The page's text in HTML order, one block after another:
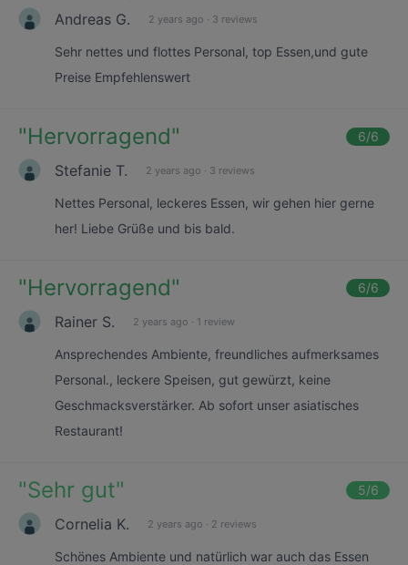
Andreas G. 2 years ago · 3 reviews
Sehr nettes und flottes Personal, top Essen,und gute
Preise Empfehlenswert
"Hervorragend" 6/6
Stefanie T. 2 years ago · 3 reviews
Nettes Personal, leckeres Essen, wir gehen hier gerne
her! Liebe Grüße und bis bald.
"Hervorragend" 6/6
Rainer S. 2 years ago · 1 review
Ansprechendes Ambiente, freundliches aufmerksames
Personal., leckere Speisen, gut gewürzt, keine
Geschmacksverstärker. Ab sofort unser asiatisches
Restaurant!
"Sehr gut" 5/6
Cornelia K. 2 years ago · 2 reviews
Schönes Ambiente und natürlich war auch das Essen